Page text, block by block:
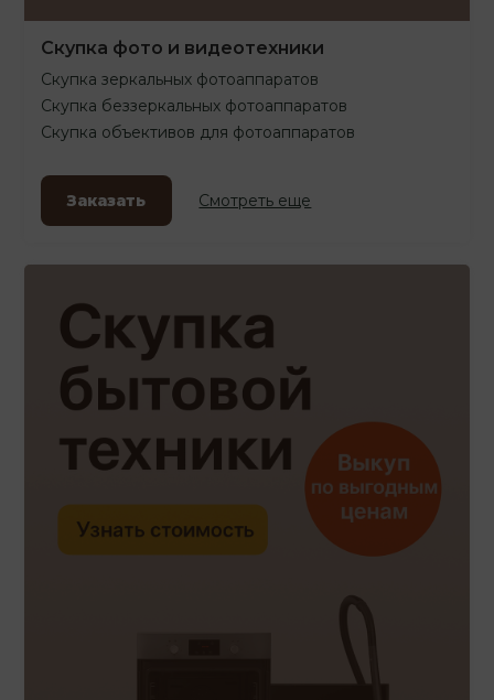
Скупка фото и видеотехники
Скупка зеркальных фотоаппаратов
Скупка беззеркальных фотоаппаратов
Скупка объективов для фотоаппаратов
Заказать Смотреть еще